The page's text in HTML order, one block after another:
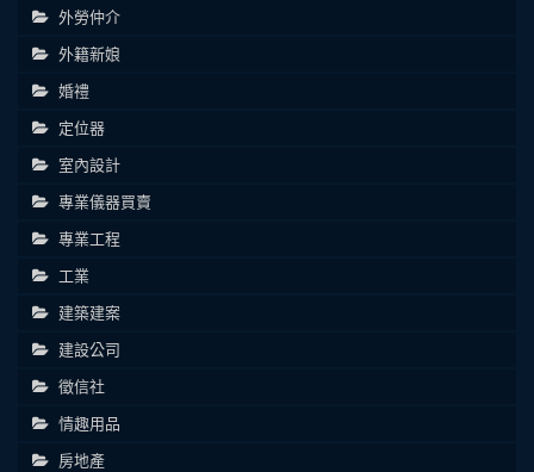
外勞仲介
外籍新娘
婚禮
定位器
室內設計
專業儀器買賣
專業工程
工業
建築建案
建設公司
徵信社
情趣用品
房地產